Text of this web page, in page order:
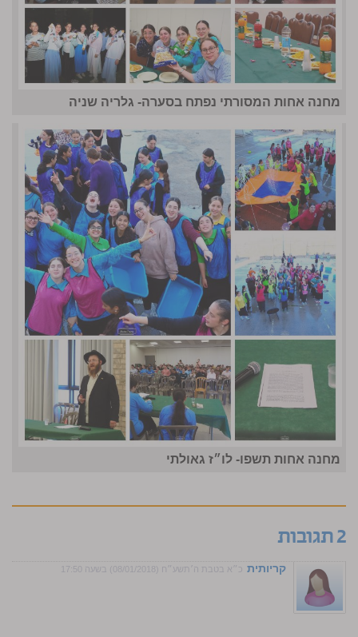
מחנה אחות המסורתי נפתח בסערה- גלריה שניה
מחנה אחות תשפו- לו״ז גאולתי
2 תגובות
קריותית כ״א בטבת ה׳תשע״ח (08/01/2018) בשעה 17:50